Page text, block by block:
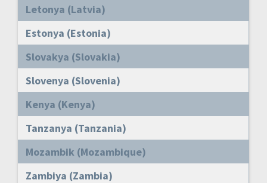
Letonya (Latvia)
Estonya (Estonia)
Slovakya (Slovakia)
Slovenya (Slovenia)
Kenya (Kenya)
Tanzanya (Tanzania)
Mozambik (Mozambique)
Zambiya (Zambia)